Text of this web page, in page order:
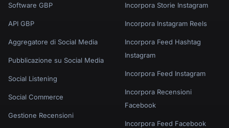
Software GBP
API GBP
Aggregatore di Social Media
Pubblicazione su Social Media
Social Listening
Social Commerce
Gestione Recensioni
Incorpora Storie Instagram
Incorpora Instagram Reels
Incorpora Feed Hashtag
Instagram
Incorpora Feed Instagram
Incorpora Recensioni
Facebook
Incorpora Feed Facebook